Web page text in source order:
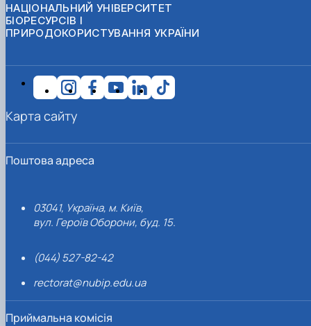
НАЦІОНАЛЬНИЙ УНІВЕРСИТЕТ
БІОРЕСУРСІВ І
ПРИРОДОКОРИСТУВАННЯ УКРАЇНИ
Поштова адреса
03041, Україна, м. Київ,
вул. Героїв Оборони, буд. 15.
(044) 527-82-42
rectorat@nubip.edu.ua
Приймальна комісія
Карта сайту